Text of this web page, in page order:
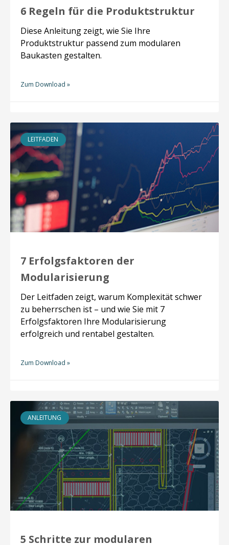
6 Regeln für die Produktstruktur
Diese Anleitung zeigt, wie Sie Ihre
Produktstruktur passend zum modularen
Baukasten gestalten.
Zum Download »
LEITFADEN
7 Erfolgsfaktoren der
Modularisierung
Der Leitfaden zeigt, warum Komplexität schwer
zu beherrschen ist – und wie Sie mit 7
Erfolgsfaktoren Ihre Modularisierung
erfolgreich und rentabel gestalten.
Zum Download »
ANLEITUNG
5 Schritte zur modularen